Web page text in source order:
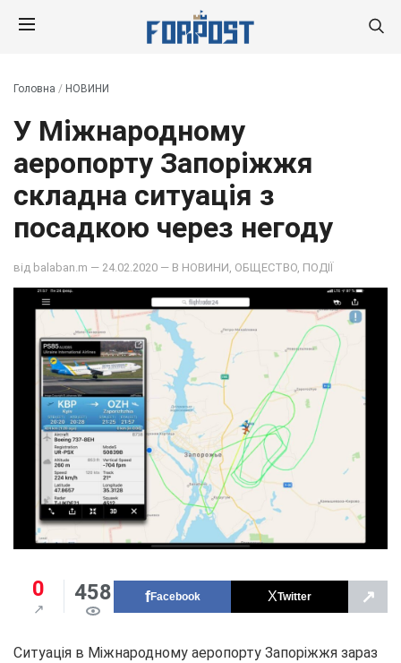
Головна / НОВИНИ
У Міжнародному
аеропорту Запоріжжя
складна ситуація з
посадкою через негоду
від balaban.m — 24.02.2020 — В НОВИНИ ОБЩЕСТВО ПОДІЇ
0 458 Facebook Twitter ↗
Ситуація в Міжнародному аеропорту Запоріжжя зараз